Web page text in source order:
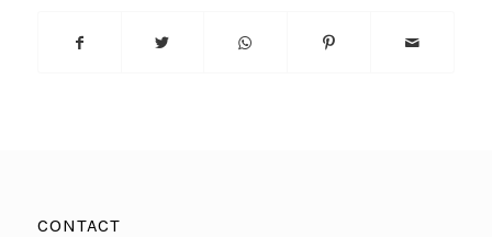
CONTACT